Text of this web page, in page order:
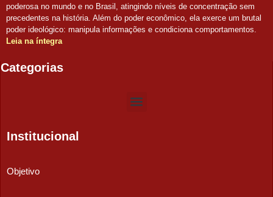
poderosa no mundo e no Brasil, atingindo níveis de concentração sem
precedentes na história. Além do poder econômico, ela exerce um brutal
poder ideológico: manipula informações e condiciona comportamentos.
Leia na íntegra
Categorias
Institucional
Objetivo